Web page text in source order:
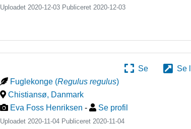
Uploadet 2020-12-03 Publiceret2020-12-03
Se
Se
Fuglekonge (Regulus regulus)
Chistiansø, Danmark
Eva Foss Henriksen - Se profil
Uploadet 2020-11-04 Publiceret2020-11-04